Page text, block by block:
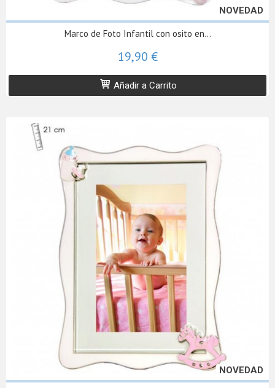
NOVEDAD
Marco de Foto Infantil con osito en...
19,90 €
Añadir a Carrito
NOVEDAD